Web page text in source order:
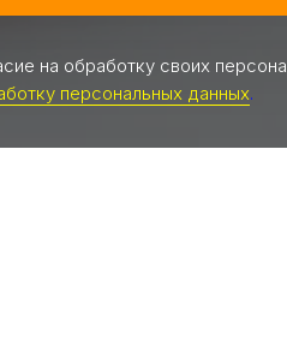
на обработку своих
персональных данных.